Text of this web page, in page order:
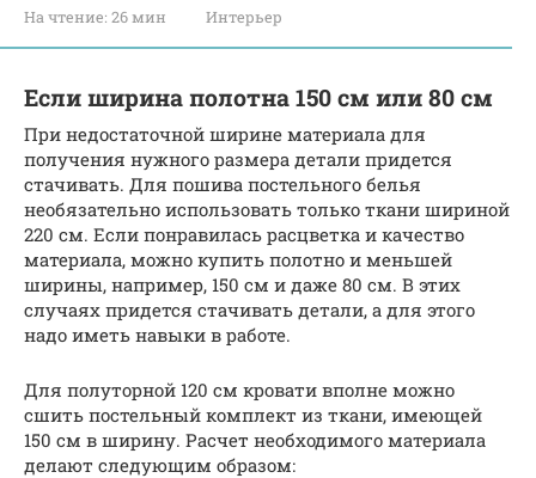
На чтение: 26 мин Интерьер
Если ширина полотна 150 см или 80 см
При недостаточной ширине материала для
получения нужного размера детали придется
стачивать. Для пошива постельного белья
необязательно использовать только ткани шириной
220 см. Если понравилась расцветка и качество
материала, можно купить полотно и меньшей
ширины, например, 150 см и даже 80 см. В этих
случаях придется стачивать детали, а для этого
надо иметь навыки в работе.
Для полуторной 120 см кровати вполне можно
сшить постельный комплект из ткани, имеющей
150 см в ширину. Расчет необходимого материала
делают следующим образом: